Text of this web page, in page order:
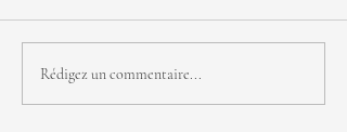
Rédigez un commentaire...